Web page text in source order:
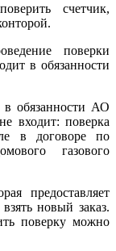
счетчик,
поверки
в обязанности
в обязанности АО
входит: поверка
в договоре по
газового
предоставляет
новый заказ.
поверку можно